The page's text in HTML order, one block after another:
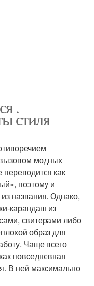
.
стиля
вызовом модных
переводится как
поэтому и
названия. Однако,
карандаш из
свитерами либо
образ для
Чаще всего
повседневная
В ней максимально